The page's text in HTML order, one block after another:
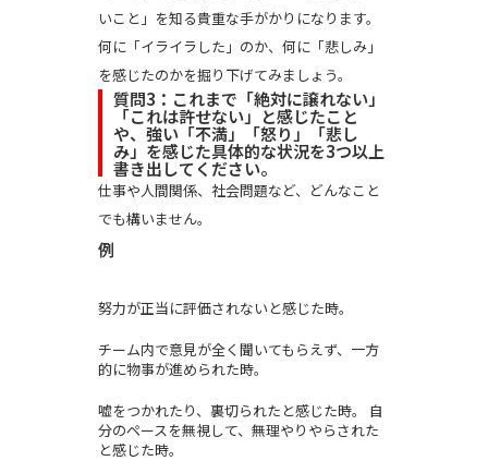
いこと」を知る貴重な手がかりになります。
何に「イライラした」のか、何に「悲しみ」
を感じたのかを掘り下げてみましょう。
質問3：これまで「絶対に譲れない」
「これは許せない」と感じたこと
や、強い「不満」「怒り」「悲し
み」を感じた具体的な状況を3つ以上
書き出してください。
仕事や人間関係、社会問題など、どんなこと
でも構いません。
例
努力が正当に評価されないと感じた時。
チーム内で意見が全く聞いてもらえず、一方
的に物事が進められた時。
嘘をつかれたり、裏切られたと感じた時。 自
分のペースを無視して、無理やりやらされた
と感じた時。